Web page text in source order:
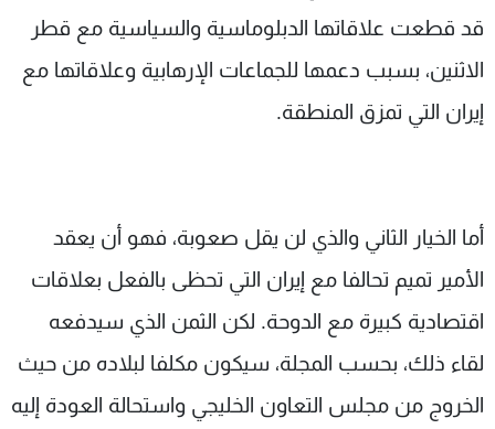
قد قطعت علاقاتها الدبلوماسية والسياسية مع قطر
الاثنين، بسبب دعمها للجماعات الإرهابية وعلاقاتها مع
إيران التي تمزق المنطقة.
أما الخيار الثاني والذي لن يقل صعوبة، فهو أن يعقد
الأمير تميم تحالفا مع إيران التي تحظى بالفعل بعلاقات
اقتصادية كبيرة مع الدوحة. لكن الثمن الذي سيدفعه
لقاء ذلك، بحسب المجلة، سيكون مكلفا لبلاده من حيث
الخروج من مجلس التعاون الخليجي واستحالة العودة إليه